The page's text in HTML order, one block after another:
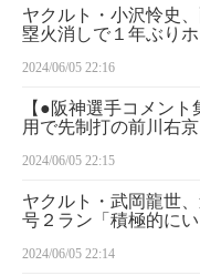
ヤクルト・小沢怜史
塁火消しで１年ぶり
2024/06/05 22:16
【●阪神選手コメン
用で先制打の前川右
2024/06/05 22:15
ヤクルト・武岡龍世
号２ラン「積極的に
2024/06/05 22:14